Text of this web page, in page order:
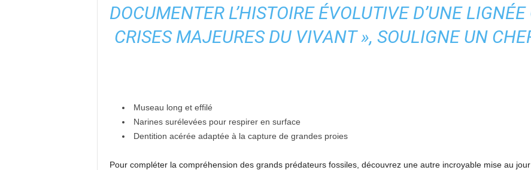
DOCUMENTER L’HISTOIRE ÉVOLUTIVE D’UNE
CRISES MAJEURES DU VIVANT », SOULIGNE UN
Museau long et effilé
Narines surélevées pour respirer en surface
Dentition acérée adaptée à la capture de grandes proies
Pour compléter la compréhension des grands prédateurs fossiles, découvrez une autre incroyable mise au